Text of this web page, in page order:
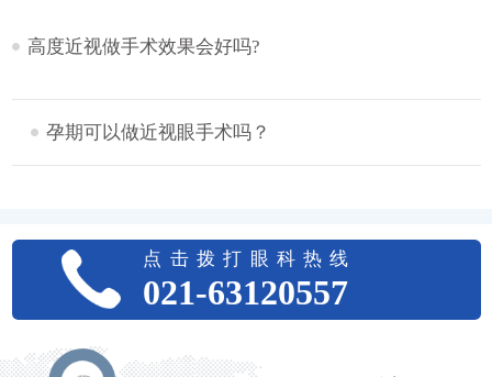
高度近视做手术效果会好吗?
孕期可以做近视眼手术吗？
点击拨打眼科热线
021-63120557